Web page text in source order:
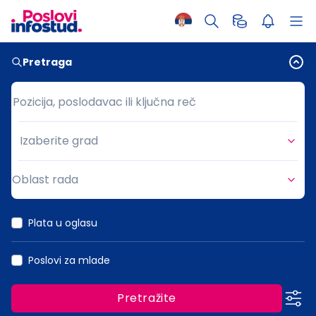
Pretraga
Pozicija, poslodavac ili ključna reč
Pozicija, poslodavac ili ključna reč
Grad
Izaberite grad
Oblast rada
Plata u oglasu
Poslovi za mlade
Pretražite